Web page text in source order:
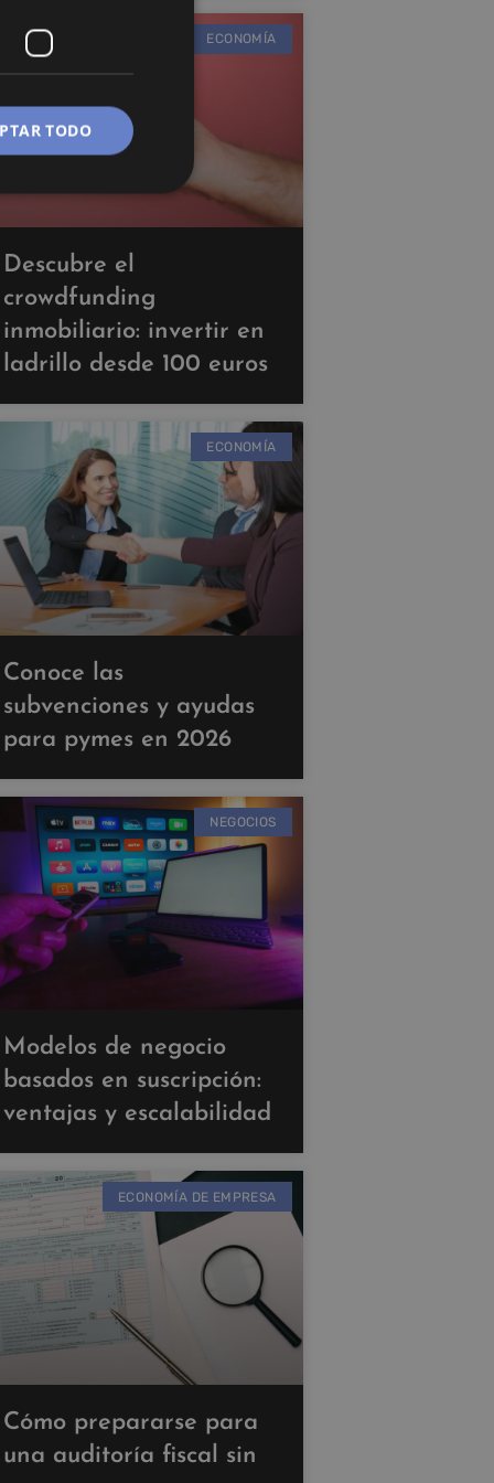
ECONOMÍA
Descubre el
crowdfunding
inmobiliario: invertir en
ladrillo desde 100 euros
ECONOMÍA
Conoce las
subvenciones y ayudas
para pymes en 2026
NEGOCIOS
Modelos de negocio
basados en suscripción:
ventajas y escalabilidad
ECONOMÍA DE EMPRESA
Cómo prepararse para
una auditoría fiscal sin
TODO